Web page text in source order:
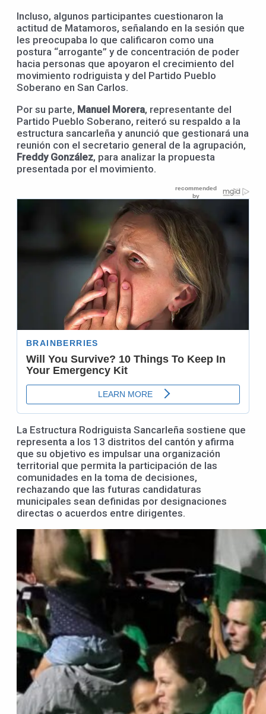
Incluso, algunos participantes cuestionaron la
actitud de Matamoros, señalando en la sesión que
les preocupaba lo que calificaron como una
postura “arrogante” y de concentración de poder
hacia personas que apoyaron el crecimiento del
movimiento rodriguista y del Partido Pueblo
Soberano en San Carlos.
Por su parte, Manuel Morera, representante del
Partido Pueblo Soberano, reiteró su respaldo a la
estructura sancarleña y anunció que gestionará una
reunión con el secretario general de la agrupación,
Freddy González, para analizar la propuesta
presentada por el movimiento.
La Estructura Rodriguista Sancarleña sostiene que
representa a los 13 distritos del cantón y afirma
que su objetivo es impulsar una organización
territorial que permita la participación de las
comunidades en la toma de decisiones,
rechazando que las futuras candidaturas
municipales sean definidas por designaciones
directas o acuerdos entre dirigentes.